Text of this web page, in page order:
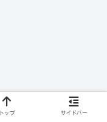
トップ サイドバー